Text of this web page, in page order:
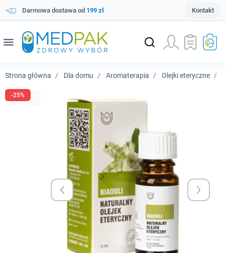
Darmowa dostawa od 199 zł Kontakt
menu
Strona główna Dla domu Aromaterapia Olejki eteryczne
-25%